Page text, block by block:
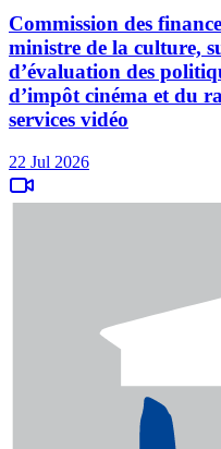
Commission des
ministre de la culture,
d’évaluation des
d’impôt cinéma et du
services vidéo
22 Jul 2026